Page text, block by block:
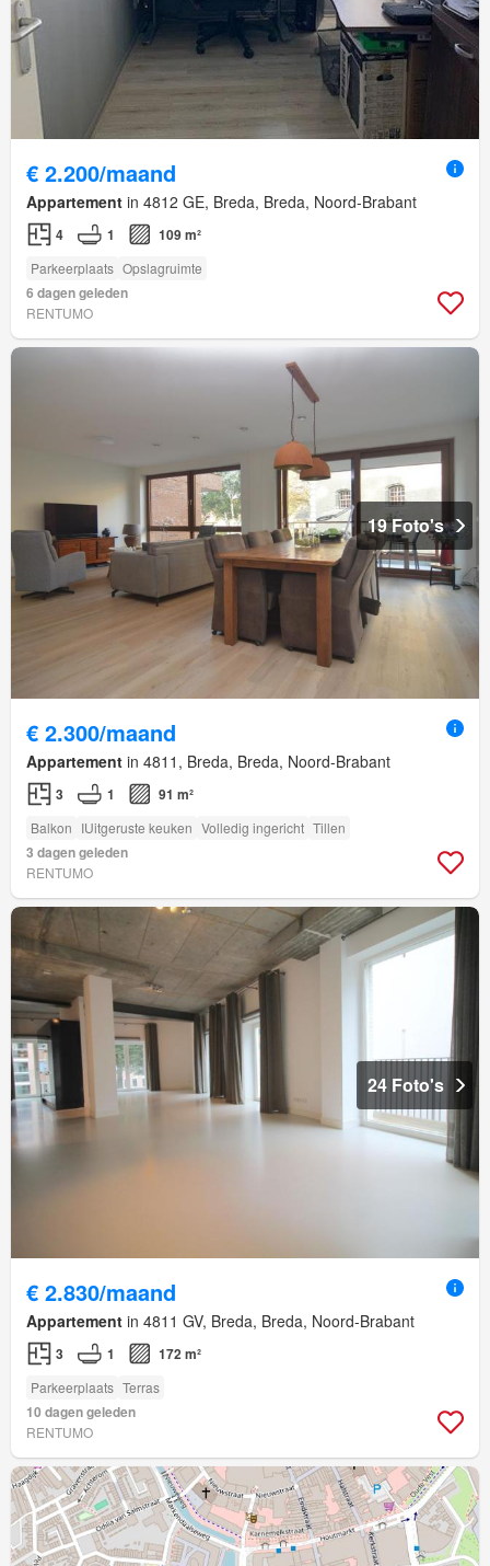
€ 2.200/maand
Appartement in 4812 GE, Breda, Breda, Noord-Brabant
4 1 109 m²
Parkeerplaats Opslagruimte
6 dagen geleden
RENTUMO
19 Foto's
€ 2.300/maand
Appartement in 4811, Breda, Breda, Noord-Brabant
3 1 91 m²
Balkon IUitgeruste keuken Volledig ingericht Tillen
3 dagen geleden
RENTUMO
24 Foto's
€ 2.830/maand
Appartement in 4811 GV, Breda, Breda, Noord-Brabant
3 1 172 m²
Parkeerplaats Terras
10 dagen geleden
RENTUMO